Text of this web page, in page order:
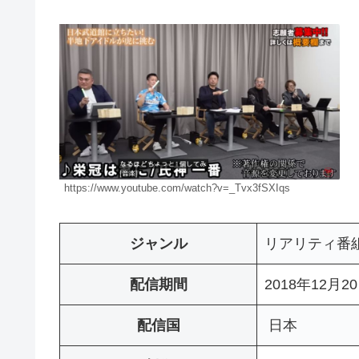
https://www.youtube.com/watch?v=_Tvx3fSXIqs
ジャンル リアリティ番
配信期間 2018年12月
配信国 日本